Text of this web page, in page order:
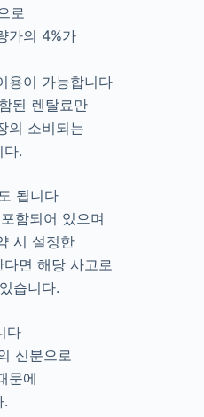
로
가의 4%가
용이 가능합니다
된 렌탈료만
의 소비되는
다.
됩니다
함되어 있으며
시 설정한
면 해당 사고로
습니다.
다
신분으로
문에
.